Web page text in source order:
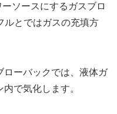
ソースにするガスブロ
ルとではガスの充填方
ローバックでは、液体ガ
で気化します。